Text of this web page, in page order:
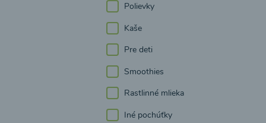
Polievky
Kaše
Pre deti
Smoothies
Rastlinné mlieka
Iné pochúťky